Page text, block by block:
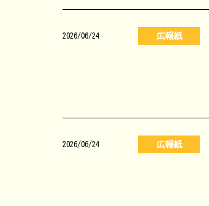
2026/06/24 広報紙
2026/06/24 広報紙